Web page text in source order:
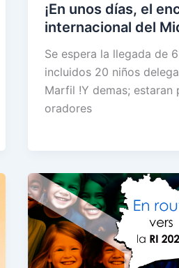
¡En unos días, el
internacional del
Se espera la llegada de
incluidos 20 niños
Marfil !Y demas; estaran
oradores